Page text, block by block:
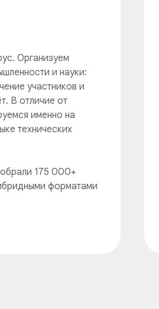
Организуем
и науки:
участников и
В отличие от
именно на
технических
175 000+
форматами